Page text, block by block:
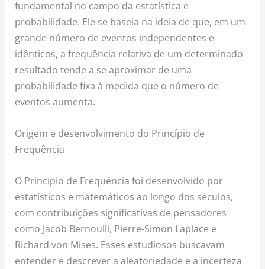
fundamental no campo da estatística e
probabilidade. Ele se baseia na ideia de que, em um
grande número de eventos independentes e
idênticos, a frequência relativa de um determinado
resultado tende a se aproximar de uma
probabilidade fixa à medida que o número de
eventos aumenta.
Origem e desenvolvimento do Princípio de
Frequência
O Princípio de Frequência foi desenvolvido por
estatísticos e matemáticos ao longo dos séculos,
com contribuições significativas de pensadores
como Jacob Bernoulli, Pierre-Simon Laplace e
Richard von Mises. Esses estudiosos buscavam
entender e descrever a aleatoriedade e a incerteza